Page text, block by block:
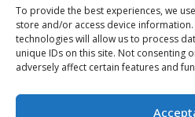
To provide the best experiences, we
store and/or access device
technologies will allow us to process
unique IDs on this site. Not consenting
adversely affect certain features and
Angel Guimerà, 8 - 08289
e_mail: copons@copons.cat